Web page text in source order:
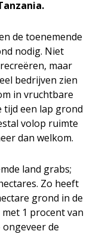
de toenemende
nodig. Niet
maar
bedrijven zien
in vruchtbare
een lap grond
volop ruimte
dan welkom.
land grabs;
Zo heeft
grond in de
1 procent van
de